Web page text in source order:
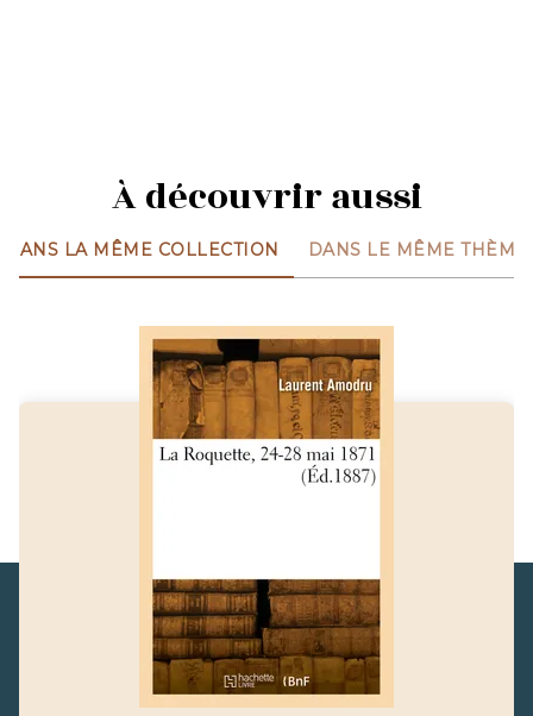
À découvrir aussi
DANS LA MÊME COLLECTION DANS LE MÊME THÈME